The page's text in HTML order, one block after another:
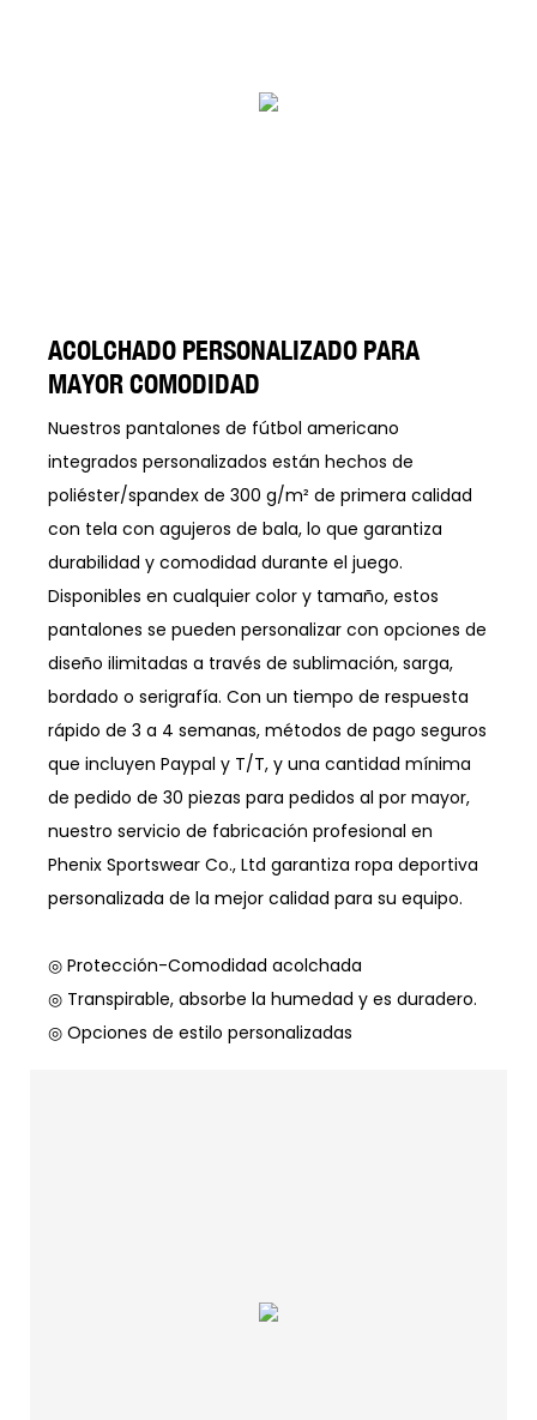
ACOLCHADO PERSONALIZADO PARA
MAYOR COMODIDAD
Nuestros pantalones de fútbol americano
integrados personalizados están hechos de
poliéster/spandex de 300 g/m² de primera calidad
con tela con agujeros de bala, lo que garantiza
durabilidad y comodidad durante el juego.
Disponibles en cualquier color y tamaño, estos
pantalones se pueden personalizar con opciones de
diseño ilimitadas a través de sublimación, sarga,
bordado o serigrafía. Con un tiempo de respuesta
rápido de 3 a 4 semanas, métodos de pago seguros
que incluyen Paypal y T/T, y una cantidad mínima
de pedido de 30 piezas para pedidos al por mayor,
nuestro servicio de fabricación profesional en
Phenix Sportswear Co., Ltd garantiza ropa deportiva
personalizada de la mejor calidad para su equipo.
◎ Protección-Comodidad acolchada
◎ Transpirable, absorbe la humedad y es duradero.
◎ Opciones de estilo personalizadas